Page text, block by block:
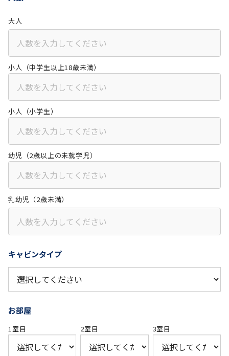
大人
小人（中学生以上18歳未満）
小人（小学生）
幼児（2歳以上の未就学児）
乳幼児（2歳未満）
キャビンタイプ
お部屋
1室目 2室目 3室目